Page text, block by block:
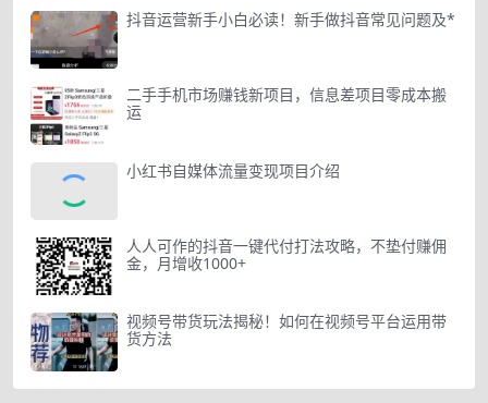
抖音运营新手小白必读！新手做抖音常见问题及*
二手手机市场赚钱新项目，信息差项目零成本搬
运
小红书自媒体流量变现项目介绍
人人可作的抖音一键代付打法攻略，不垫付赚佣
金，月增收1000+
视频号带货玩法揭秘！如何在视频号平台运用带
货方法